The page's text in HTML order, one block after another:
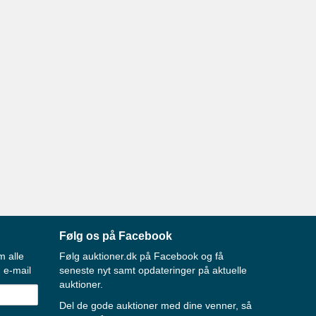
alle
e-mail
Følg os på Facebook
Følg auktioner.dk på Facebook og få
seneste nyt samt opdateringer på aktuelle
auktioner.
Del de gode auktioner med dine venner, så